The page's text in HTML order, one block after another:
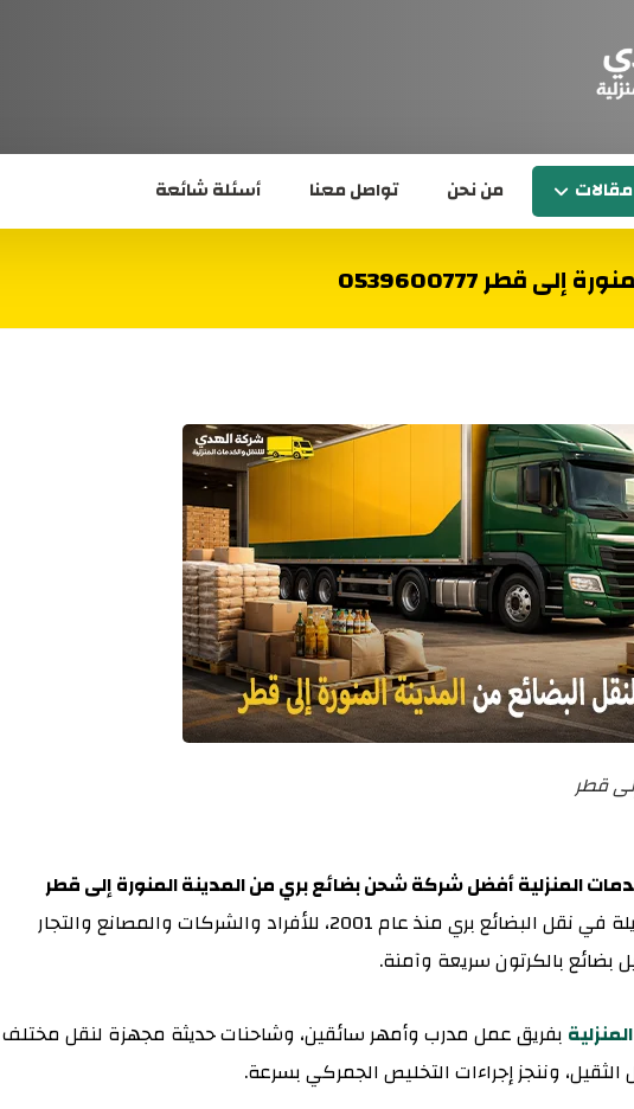
مقالات من نحن تواصل معنا أسئلة شائعة
قطر 0539600777
قطر
المنزلية أفضل شركة شحن بضائع بري من المدينة المنورة إلى قطر
، حيث نوفر لك خبرة طويلة في نقل البضائع بري منذ عام 2001، للأفراد والشركات والمصانع والتجار
بضائع بالكرتون سريعة وآمنة.
بفريق عمل مدرب وأمهر سائقين، وشاحنات حديثة مجهزة لنقل مختلف
الثقيل، وننجز إجراءات التخليص الجمركي بسرعة.